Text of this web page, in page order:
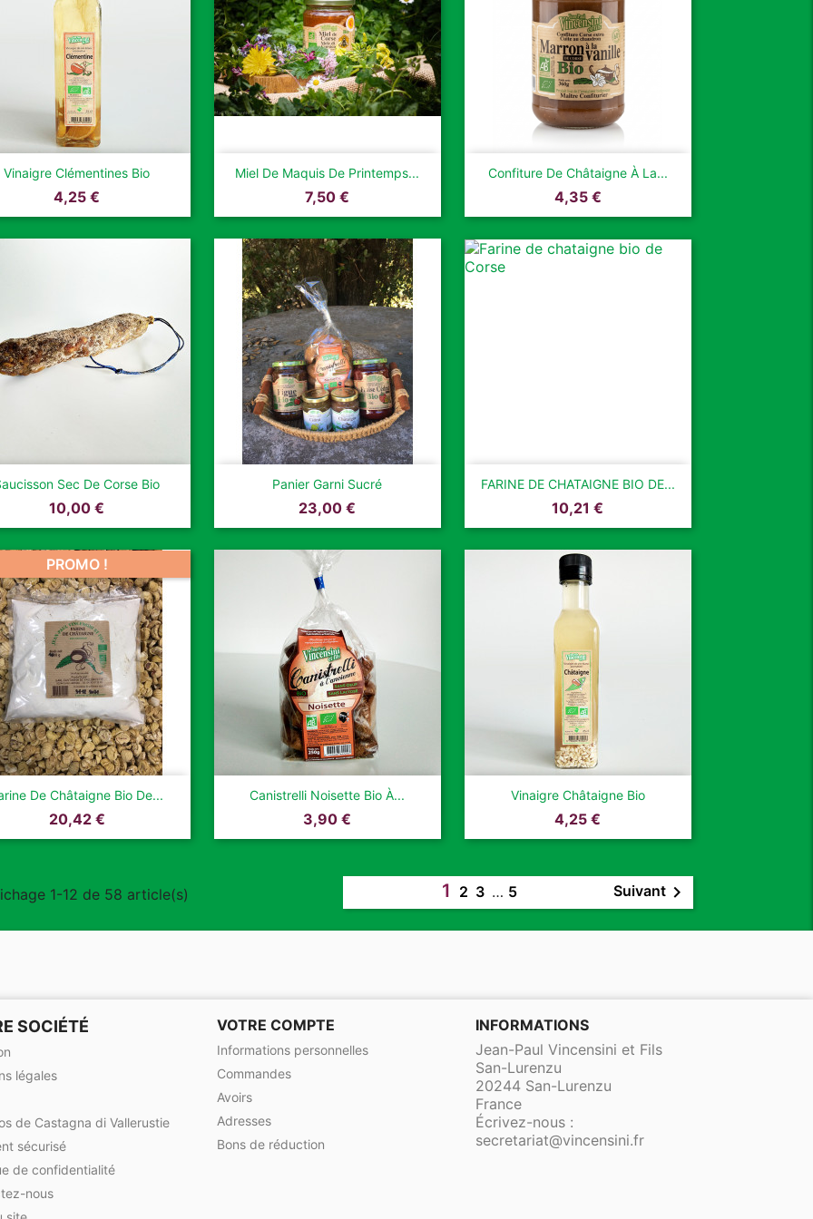
Vinaigre Clémentines Bio
Prix
4,25 €
Aperçu rapide Miel De Maquis De Printemps...
Prix
7,50 €
Aperçu rapide Confiture De Châtaigne À La...
Prix
4,35 €
Aperçu rapide
Sec De Corse Bio
Prix
10,00 €
Aperçu rapide Panier Garni Sucré
Prix
23,00 €
Aperçu rapide FARINE DE CHATAIGNE BIO DE...
Prix
10,21 €
Aperçu rapide
De Châtaigne Bio De...
Prix
20,42 €
PROMO !
Aperçu rapide Canistrelli Noisette Bio À...
Prix
3,90 €
Aperçu rapide Vinaigre Châtaigne Bio
Prix
4,25 €
Aperçu rapide
1-12 de 58 article(s) 1 2 3 … 5 Suivant
SOCIÉTÉ
légales
de Castagna di Vallerustie
sécurisé
de confidentialité
nous
VOTRE COMPTE
Informations personnelles
Commandes
Avoirs
Adresses
Bons de réduction
INFORMATIONS
Jean-Paul Vincensini et Fils
San-Lurenzu
20244 San-Lurenzu
France
Écrivez-nous :
secretariat@vincensini.fr